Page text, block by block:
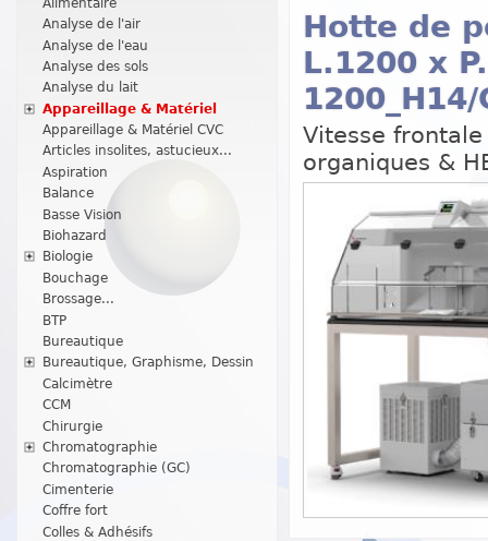
Analyse de l'air
Analyse de l'eau
Analyse des sols
Analyse du lait
Appareillage & Matériel
Appareillage & Matériel CVC
Articles insolites, astucieux...
Aspiration
Balance
Basse Vision
Biohazard
Biologie
Bouchage
Brossage...
BTP
Bureautique
Bureautique, Graphisme, Dessin
Calcimètre
CCM
Chirurgie
Chromatographie
Chromatographie (GC)
Cimenterie
Coffre fort
Colles & Adhésifs
Hotte de
L.1200 x
Vitesse
organiques &